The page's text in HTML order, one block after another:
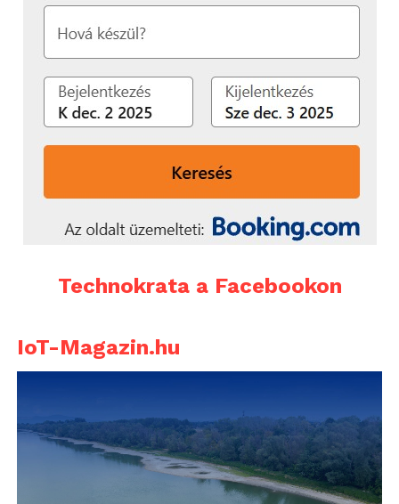
Technokrata a Facebookon
IoT-Magazin.hu